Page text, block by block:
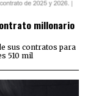
millonario
sus contratos para
510 mil